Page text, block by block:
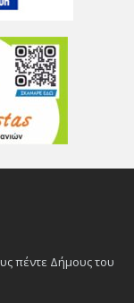
πέντε Δήμους του